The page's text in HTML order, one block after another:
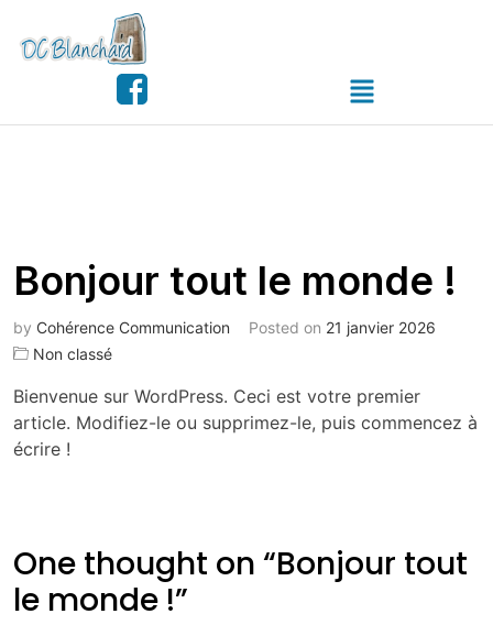
Bonjour tout le monde !
by Cohérence Communication Posted on 21 janvier 2026
Non classé
Bienvenue sur WordPress. Ceci est votre premier
article. Modifiez-le ou supprimez-le, puis commencez à
écrire !
One thought on “Bonjour tout
le monde !”